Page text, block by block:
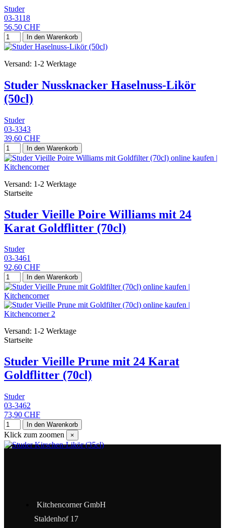
Studer
03-3118
56,50 CHF
In den Warenkorb
Versand: 1-2 Werktage
Studer Nussknacker Haselnuss-Likör
(50cl)
Studer
03-3343
39,60 CHF
In den Warenkorb
Versand: 1-2 Werktage
Startseite
Studer Vieille Poire Williams mit 24
Karat Goldflitter (70cl)
Studer
03-3461
92,60 CHF
In den Warenkorb
Versand: 1-2 Werktage
Startseite
Studer Vieille Prune mit 24 Karat
Goldflitter (70cl)
Studer
03-3462
73,90 CHF
In den Warenkorb
Klick zum zoomen ×
Kitchencorner GmbH
Staldenhof 17